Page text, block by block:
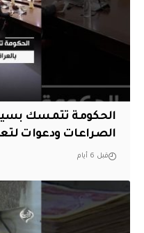
الحكومة تتمسك
الصراعات ودعوات
قبل 6 أيام